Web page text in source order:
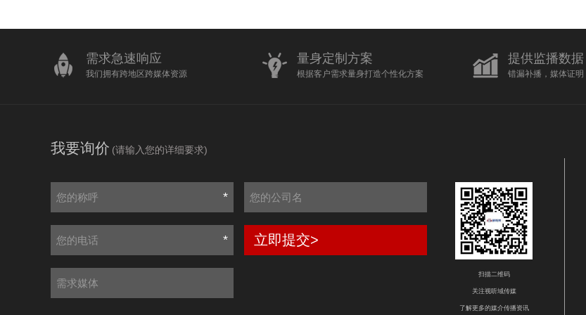
需求急速响应
我们拥有跨地区跨媒体资源
量身定制方案
根据客户需求量身打造个性化方案
提供监播数据
错漏补播，媒体证明
我要询价 (请输入您的详细要求)
*
* 立即提交>
扫描二维码
关注视听域传媒
了解更多的媒介传播资讯